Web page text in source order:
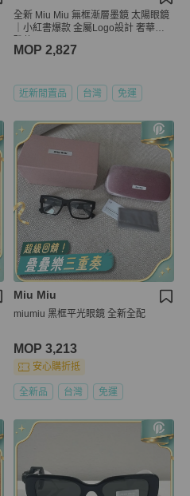
全新 Miu Miu 無框漸層墨鏡 太陽眼鏡
｜小紅書爆款 金屬Logo設計 奢華優
MOP 2,827
近新閒置品 台灣 免運
Miu Miu
miumiu 黑框平光眼鏡 全新全配
MOP 3,213
安心購折抵
全新品 台灣 免運